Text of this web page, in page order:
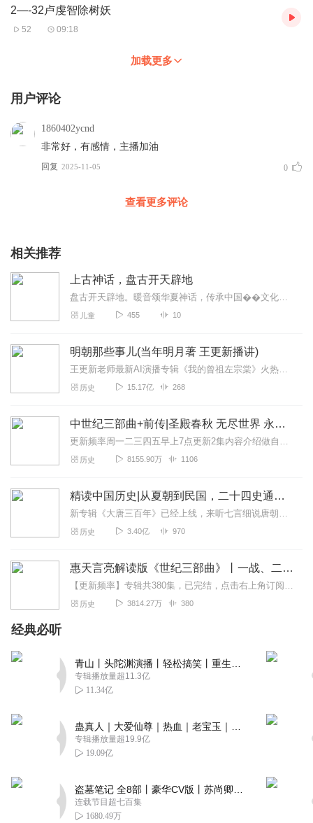
眼中，菩萨呈现出的是金神七煞相，十分可怕；在平常人眼中， 菩
萨呈现的是嗔怒之相，也令人胆战心惊； 在善人眼中， 菩萨呈现 的
三文钱， 还在现场。于是， 大家商议，用这些钱在原地建造了 一座
这尊菩萨像有三面，正面是菩萨面， 代表“智慧”；左面是大愤 怒
镜，世人称之为“三面观音”。
2—-32卢虔智除树妖
52 09:18
加载更多
用户评论
1860402ycnd
非常好，有感情，主播加油
回复 2025-11-05 0
查看更多评论
相关推荐
上古神话，盘古开天辟地
盘古开天辟地。暖音颂华夏神话，传承中国��文化瑰宝，让我中国��孩子����们成为一束光快乐�学习成长书籍信息:盘古用自己的身躯，为人类开劈了天地，提供了我们生...
儿童 455 10
明朝那些事儿(当年明月著 王更新播讲)
王更新老师最新AI演播专辑《我的曾祖左宗棠》火热更新中！从曾孙视角看帝国脊梁左宗棠的B面人生！【大咖推荐】明月的写作不仅笔锋活泼幽默，而且加进了自己的感悟，这就...
历史 15.17亿 268
中世纪三部曲+前传|圣殿春秋 无尽世界 永恒火焰 暗夜与黎明|惠天言亮解读版
更新频率周一二三四五早上7点更新2集内容介绍做自己喜欢的事，直到世界为你改变。言亮、惠天，为你解读世界级畅销IP--肯·福莱特《中世纪三部曲》+前传《暗夜与...
历史 8155.90万 1106
精读中国历史|从夏朝到民国，二十四史通史解析，中华上下五千年
新专辑《大唐三百年》已经上线，来听七言细说唐朝三百年历史吧。点击即可跳转收听。【精读中国历史】立足正史，现代阐释。溯本清源，守正创新。比小说还精彩的正说中国历...
历史 3.40亿 970
惠天言亮解读版《世纪三部曲》丨一战、二战、冷战
【更新频率】专辑共380集，已完结，点击右上角订阅按钮，VIP免费听！【社群福利】2024熊猫君听书社群全新升级，欢迎熊猫君的粉丝听友们入群交流，更多新鲜玩法和...
历史 3814.27万 380
经典必听
专辑播放量超11.3亿
11.34亿
专辑播放量超19.9亿
19.09亿
连载节目超七百集
1680.49万